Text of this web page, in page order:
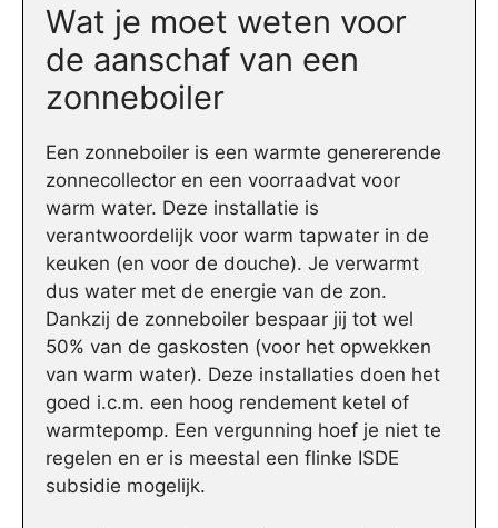
Wat je moet weten voor
de aanschaf van een
zonneboiler
Een zonneboiler is een warmte genererende
zonnecollector en een voorraadvat voor
warm water. Deze installatie is
verantwoordelijk voor warm tapwater in de
keuken (en voor de douche). Je verwarmt
dus water met de energie van de zon.
Dankzij de zonneboiler bespaar jij tot wel
50% van de gaskosten (voor het opwekken
van warm water). Deze installaties doen het
goed i.c.m. een hoog rendement ketel of
warmtepomp. Een vergunning hoef je niet te
regelen en er is meestal een flinke ISDE
subsidie mogelijk.